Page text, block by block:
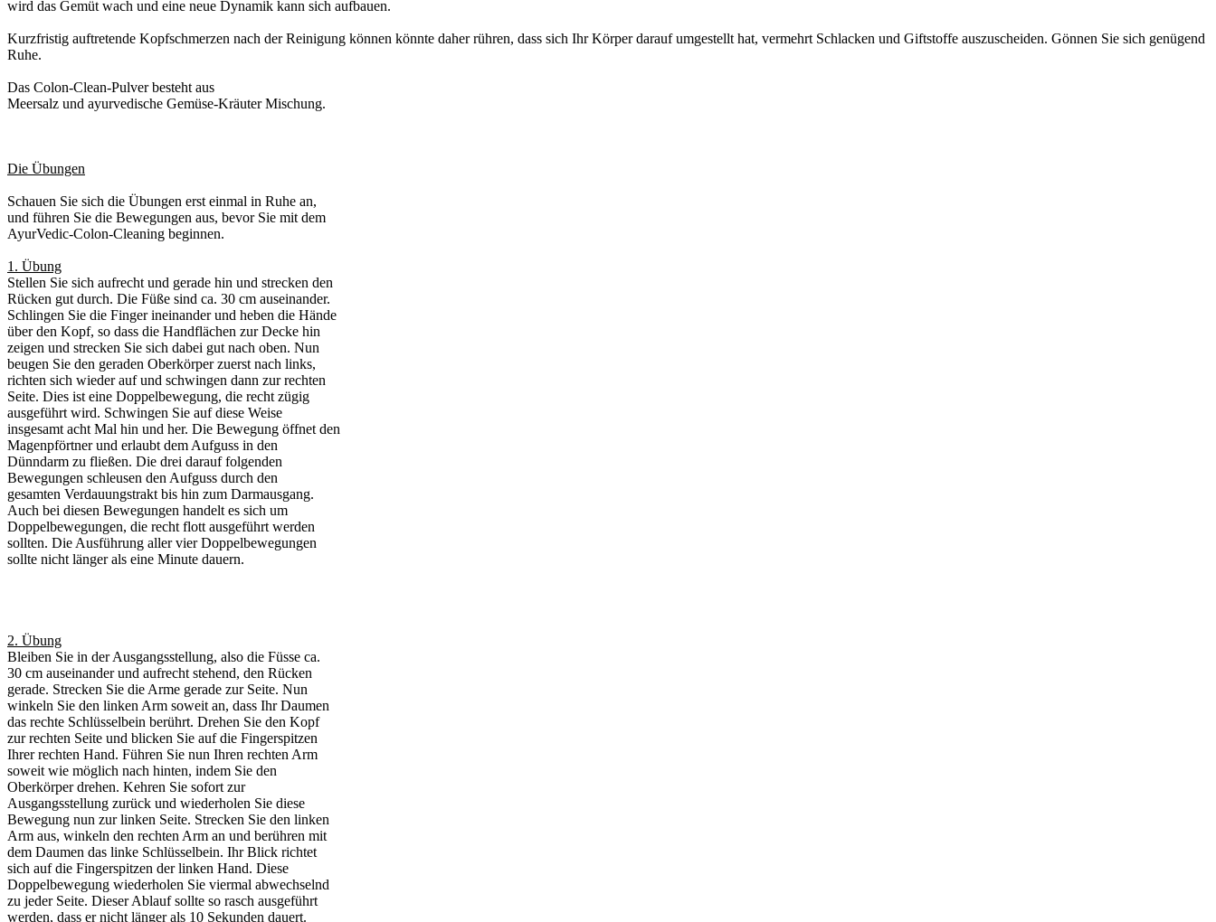
wird das Gemüt wach und eine neue Dynamik kann sich aufbauen.
Kurzfristig auftretende Kopfschmerzen nach der Reinigung können könnte daher rühren, dass sich Ihr Körper darauf umgestellt hat, vermehrt Schlacken und Giftstoffe auszuscheiden. Gönnen Sie sich genügend
Ruhe.
Das Colon-Clean-Pulver besteht aus
Meersalz und ayurvedische Gemüse-Kräuter Mischung.
Die Übungen
Schauen Sie sich die Übungen erst einmal in Ruhe an,
und führen Sie die Bewegungen aus, bevor Sie mit dem
AyurVedic-Colon-Cleaning beginnen.
1. Übung
Stellen Sie sich aufrecht und gerade hin und strecken den
Rücken gut durch. Die Füße sind ca. 30 cm auseinander.
Schlingen Sie die Finger ineinander und heben die Hände
über den Kopf, so dass die Handflächen zur Decke hin
zeigen und strecken Sie sich dabei gut nach oben. Nun
beugen Sie den geraden Oberkörper zuerst nach links,
richten sich wieder auf und schwingen dann zur rechten
Seite. Dies ist eine Doppelbewegung, die recht zügig
ausgeführt wird. Schwingen Sie auf diese Weise
insgesamt acht Mal hin und her. Die Bewegung öffnet den
Magenpförtner und erlaubt dem Aufguss in den
Dünndarm zu fließen. Die drei darauf folgenden
Bewegungen schleusen den Aufguss durch den
gesamten Verdauungstrakt bis hin zum Darmausgang.
Auch bei diesen Bewegungen handelt es sich um
Doppelbewegungen, die recht flott ausgeführt werden
sollten. Die Ausführung aller vier Doppelbewegungen
sollte nicht länger als eine Minute dauern.
2. Übung
Bleiben Sie in der Ausgangsstellung, also die Füsse ca.
30 cm auseinander und aufrecht stehend, den Rücken
gerade. Strecken Sie die Arme gerade zur Seite. Nun
winkeln Sie den linken Arm soweit an, dass Ihr Daumen
das rechte Schlüsselbein berührt. Drehen Sie den Kopf
zur rechten Seite und blicken Sie auf die Fingerspitzen
Ihrer rechten Hand. Führen Sie nun Ihren rechten Arm
soweit wie möglich nach hinten, indem Sie den
Oberkörper drehen. Kehren Sie sofort zur
Ausgangsstellung zurück und wiederholen Sie diese
Bewegung nun zur linken Seite. Strecken Sie den linken
Arm aus, winkeln den rechten Arm an und berühren mit
dem Daumen das linke Schlüsselbein. Ihr Blick richtet
sich auf die Fingerspitzen der linken Hand. Diese
Doppelbewegung wiederholen Sie viermal abwechselnd
zu jeder Seite. Dieser Ablauf sollte so rasch ausgeführt
werden, dass er nicht länger als 10 Sekunden dauert.